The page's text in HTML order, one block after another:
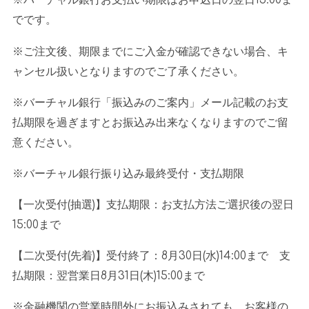
でです。
※ご注文後、期限までにご入金が確認できない場合、キ
ャンセル扱いとなりますのでご了承ください。
※バーチャル銀行「振込みのご案内」メール記載のお支
払期限を過ぎますとお振込み出来なくなりますのでご留
意ください。
※バーチャル銀行振り込み最終受付・支払期限
【一次受付(抽選) 】支払期限：お支払方法ご選択後の翌日
15:00 まで
【二次受付(先着) 】受付終了： 8 月 30 日 (水)14:00 まで 支
払期限：翌営業日 8 月 31 日 (木)15:00 まで